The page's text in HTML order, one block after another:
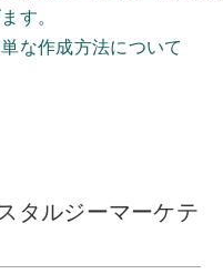
す。
な作成方法について
タルジーマーケテ